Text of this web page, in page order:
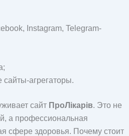
Instagram, Telegram-
агрегаторы.
сайт ПроЛікарів. Это не
а профессиональная
сфере здоровья. Почему стоит